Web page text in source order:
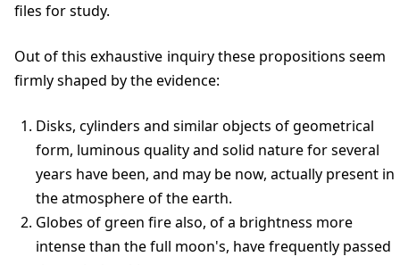
files for study.
Out of this exhaustive inquiry these propositions seem
firmly shaped by the evidence:
Disks, cylinders and similar objects of geometrical
form, luminous quality and solid nature for several
years have been, and may be now, actually present in
the atmosphere of the earth.
Globes of green fire also, of a brightness more
intense than the full moon's, have frequently passed